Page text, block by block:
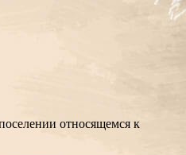
относящемся к